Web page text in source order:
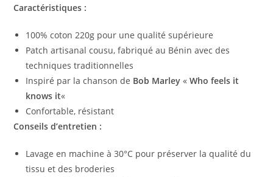
Caractéristiques :
100% coton 220g pour une qualité supérieure
Patch artisanal cousu, fabriqué au Bénin avec des
techniques traditionnelles
Inspiré par la chanson de Bob Marley «Who feels it
knows it«
Confortable, résistant
Conseils d’entretien :
Lavage en machine à 30°C pour préserver la qualité du
tissu et des broderies